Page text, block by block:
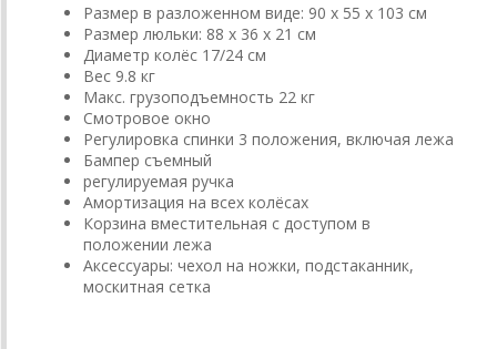
Размер в разложенном виде: 90 x 55 х 103 см
Размер люльки: 88 x 36 х 21 см
Диаметр колёс 17/24 см
Вес 9.8 кг
Макс. грузоподъемность 22 кг
Смотровое окно
Регулировка спинки 3 положения, включая лежа
Бампер съемный
регулируемая ручка
Амортизация на всех колёсах
Корзина вместительная с доступом в
положении лежа
Аксессуары: чехол на ножки, подстаканник,
москитная сетка